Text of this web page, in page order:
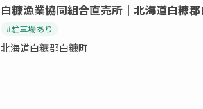
白糠漁業協同組合直売所｜北海道白糠
#駐車場あり
北海道白糠郡白糠町